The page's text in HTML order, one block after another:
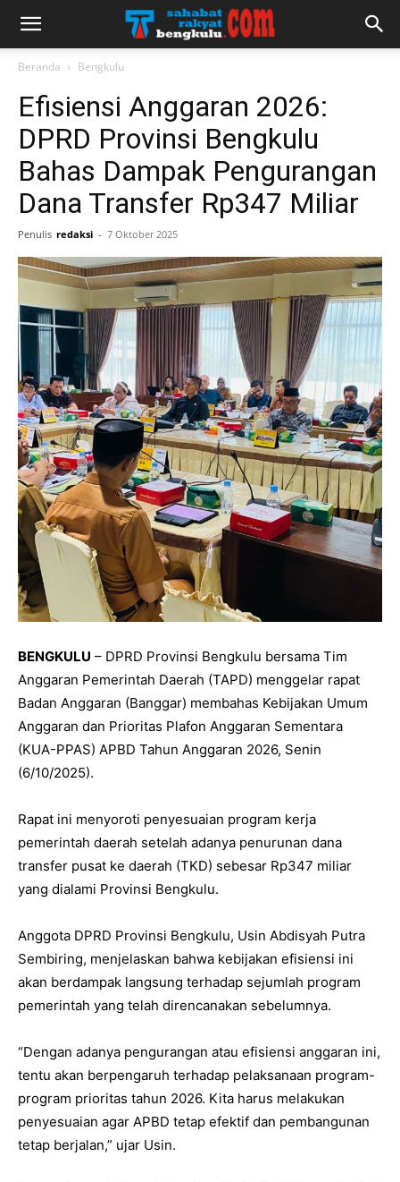
Beranda Bengkulu
Efisiensi Anggaran 2026:
DPRD Provinsi Bengkulu
Bahas Dampak Pengurangan
Dana Transfer Rp347 Miliar
Penulis redaksi - 7 Oktober 2025
BENGKULU – DPRD Provinsi Bengkulu bersama Tim
Anggaran Pemerintah Daerah (TAPD) menggelar rapat
Badan Anggaran (Banggar) membahas Kebijakan Umum
Anggaran dan Prioritas Plafon Anggaran Sementara
(KUA-PPAS) APBD Tahun Anggaran 2026, Senin
(6/10/2025).
Rapat ini menyoroti penyesuaian program kerja
pemerintah daerah setelah adanya penurunan dana
transfer pusat ke daerah (TKD) sebesar Rp347 miliar
yang dialami Provinsi Bengkulu.
Anggota DPRD Provinsi Bengkulu, Usin Abdisyah Putra
Sembiring, menjelaskan bahwa kebijakan efisiensi ini
akan berdampak langsung terhadap sejumlah program
pemerintah yang telah direncanakan sebelumnya.
“Dengan adanya pengurangan atau efisiensi anggaran ini,
tentu akan berpengaruh terhadap pelaksanaan program-
program prioritas tahun 2026. Kita harus melakukan
penyesuaian agar APBD tetap efektif dan pembangunan
tetap berjalan,” ujar Usin.